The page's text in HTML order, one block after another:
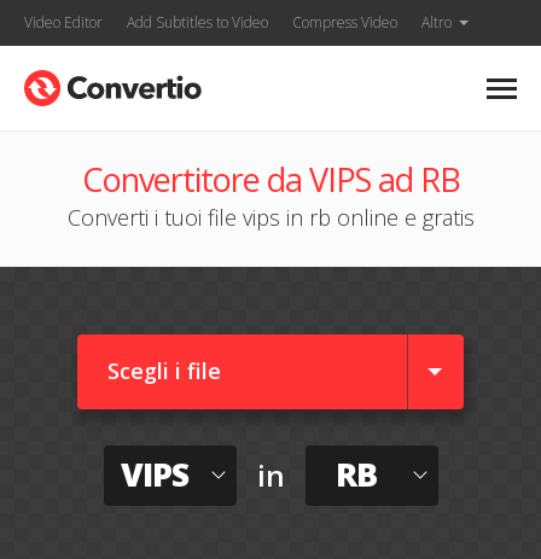
Video Editor Add Subtitles to Video Compress Video Altro
Convertitore da VIPS ad RB
Converti i tuoi file vips in rb online e gratis
Scegli i file
VIPS in RB